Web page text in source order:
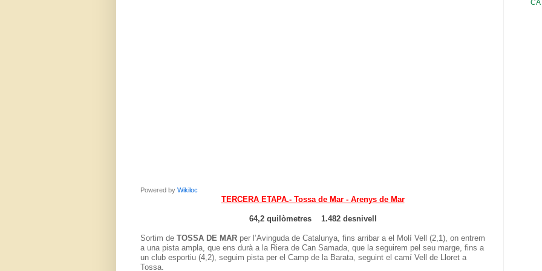
Powered by Wikiloc
TERCERA ETAPA.- Tossa de Mar - Arenys de Mar
64,2 quilòmetres 1.482 desnivell
Sortim de TOSSA DE MAR per l’Avinguda de Catalunya, fins arribar a el Molí Vell (2,1), on entrem
a una pista ampla, que ens durà a la Riera de Can Samada, que la seguirem pel seu marge, fins a
un club esportiu (4,2), seguim pista per el Camp de la Barata, seguint el camí Vell de Lloret a
Tossa.